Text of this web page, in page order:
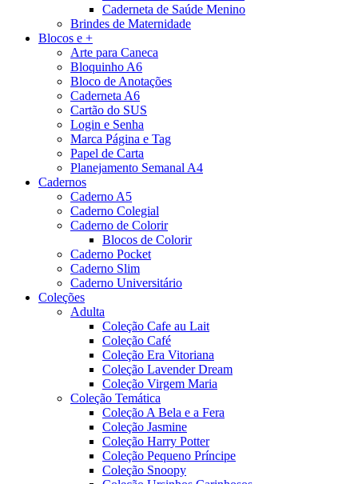
Caderneta de Saúde Menino
Brindes de Maternidade
Blocos e +
Arte para Caneca
Bloquinho A6
Bloco de Anotações
Caderneta A6
Cartão do SUS
Login e Senha
Marca Página e Tag
Papel de Carta
Planejamento Semanal A4
Cadernos
Caderno A5
Caderno Colegial
Caderno de Colorir
Blocos de Colorir
Caderno Pocket
Caderno Slim
Caderno Universitário
Coleções
Adulta
Coleção Cafe au Lait
Coleção Café
Coleção Era Vitoriana
Coleção Lavender Dream
Coleção Virgem Maria
Coleção Temática
Coleção A Bela e a Fera
Coleção Jasmine
Coleção Harry Potter
Coleção Pequeno Príncipe
Coleção Snoopy